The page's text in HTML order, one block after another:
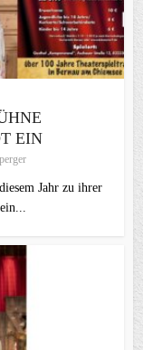
EIN
Jahr zu ihrer